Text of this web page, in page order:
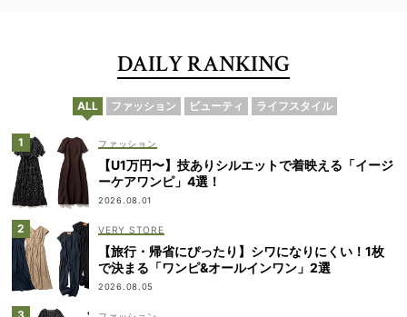
DAILY RANKING
ALL ファッション ビューティ ライフスタイル
ファッション
【U1万円〜】技ありシルエットで着映える「イージ
ーケアワンピ」4選！
2026.08.01
VERY STORE
【旅行・帰省にぴったり】シワになりにくい！1枚
で決まる「ワンピ&オールインワン」2選
2026.08.05